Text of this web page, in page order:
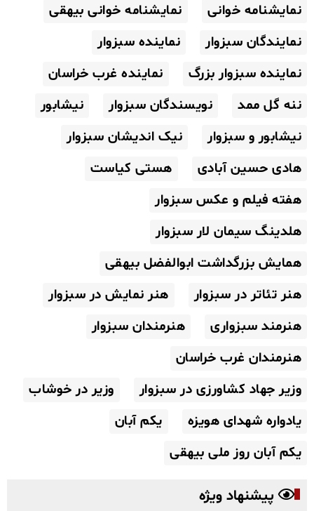
نمایشنامه خوانی
نمایشنامه خوانی بیهقی
نمایندگان سبزوار
نماینده سبزوار
نماینده سبزوار بزرگ
نماینده غرب خراسان
ننه گل ممد
نویسندگان سبزوار
نیشابور
نیشابور و سبزوار
نیک اندیشان سبزوار
هادی حسین آبادی
هستی کیاست
هفته فیلم و عکس سبزوار
هلدینگ سیمان لار سبزوار
همایش بزرگداشت ابوالفضل بیهقی
هنر تئاتر در سبزوار
هنر نمایش در سبزوار
هنرمند سبزواری
هنرمندان سبزوار
هنرمندان غرب خراسان
وزیر جهاد کشاورزی در سبزوار
وزیر در خوشاب
یادواره شهدای هویزه
یکم آبان
یکم آبان روز ملی بیهقی
پیشنهاد ویژه